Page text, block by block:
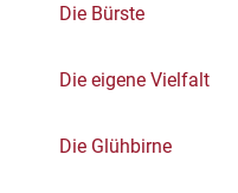
Die Bürste
Die eigene Vielfalt
Die Glühbirne